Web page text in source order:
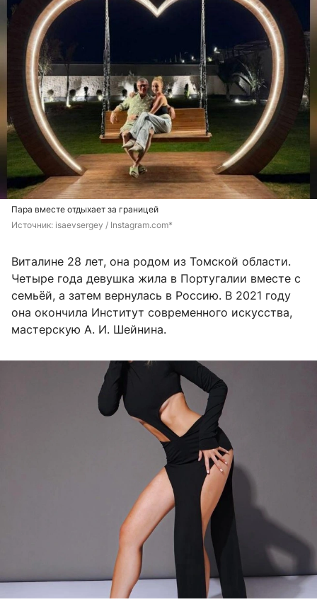
Пара вместе отдыхает за границей
Источник: isaevsergey / Instagram.com*
Виталине 28 лет, она родом из Томской области.
Четыре года девушка жила в Португалии вместе с
семьёй, а затем вернулась в Россию. В 2021 году
она окончила Институт современного искусства,
мастерскую А. И. Шейнина.